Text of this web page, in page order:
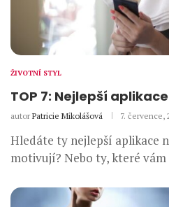
ŽIVOTNÍ STYL
TOP 7: Nejlepší
autor Patricie Mikolášová 7. července,
Hledáte ty nejlepší aplikace
motivují? Nebo ty, které